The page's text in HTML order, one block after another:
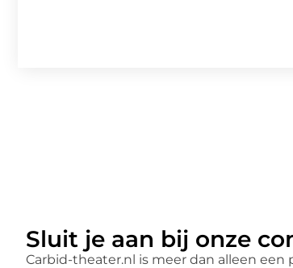
Sluit je aan bij onze
Carbid-theater.nl is meer dan alleen een